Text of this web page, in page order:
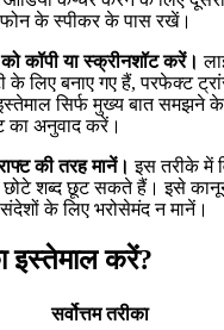
के स्पीकर के पास रखें।
कॉपी या स्क्रीनशॉट करें।
के लिए बनाए गए हैं, परफेक्ट
सिर्फ मुख्य बात समझने
का अनुवाद करें।
की तरह मानें। इस तरीके में
छोटे शब्द छूट सकते हैं। इसे
के लिए भरोसेमंद न मानें।
इस्तेमाल करें?
सर्वोत्तम तरीका